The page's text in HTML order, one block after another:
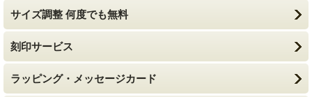
サイズ調整 何度でも無料
刻印サービス
ラッピング・メッセージカード